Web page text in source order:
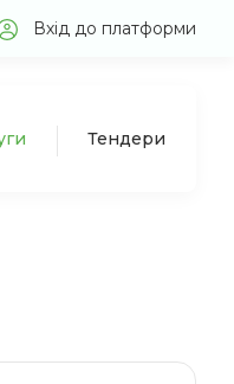
Вхід до платформи
Тендери